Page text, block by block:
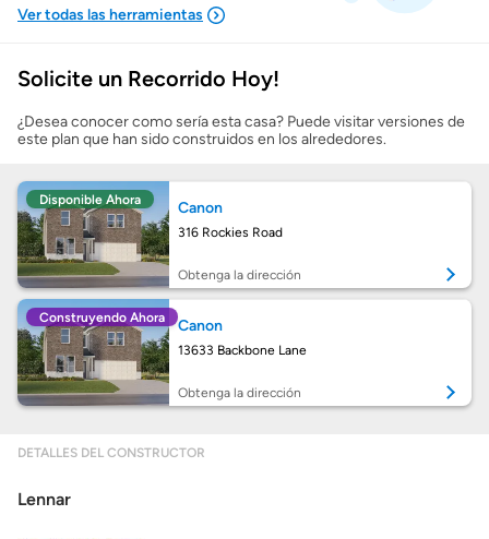
Mostrarme lo que puedo pagar
Costos casa nueva vs. usada
Obtener mi puntaje de crédito
Calcular mi hipoteca
Obtener Aprobación Previa
Preparar mi casa para la venta
Seguro de propietarios
Solicite un Recorrido Hoy!
¿Desea conocer como sería esta casa? Puede visitar versiones de
este plan que han sido construidos en los alrededores.
Disponible Ahora Canon
316 Rockies Road
Obtenga la dirección
Construyendo Ahora Canon
13633 Backbone Lane
Obtenga la dirección
DETALLES DEL CONSTRUCTOR
Lennar